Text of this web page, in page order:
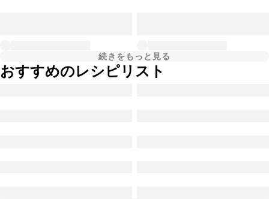
続きをもっと見る
おすすめのレシピリスト